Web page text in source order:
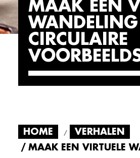
MAAK EEN
CIRCULAIRE
HOME
VERHALEN
MAAK EEN VIRTUELE